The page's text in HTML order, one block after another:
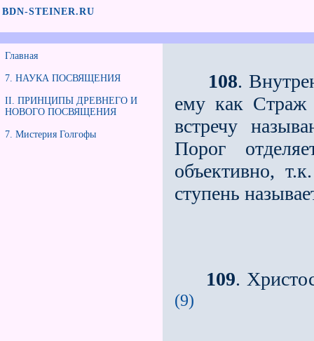
BDN-STEINER.RU
Главная
7. НАУКА ПОСВЯЩЕНИЯ
II. ПРИНЦИПЫ ДРЕВНЕГО И
НОВОГО ПОСВЯЩЕНИЯ
7. Мистерия Голгофы
108.
ему как Страж
встречу
Порог
объективно,
ступень
109.
(9)